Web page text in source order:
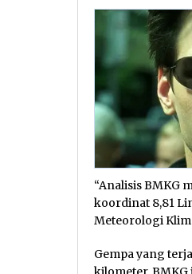
“Analisis BMKG
koordinat 8,81
Meteorologi
Gempa yang